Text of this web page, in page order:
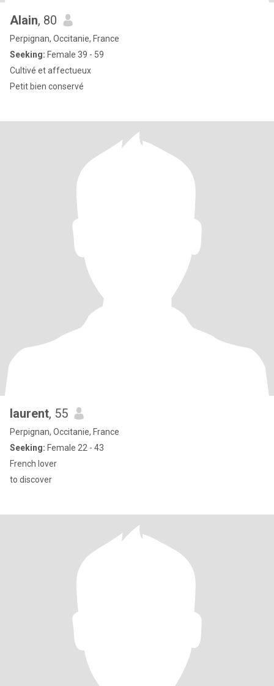
Alain, 80
Perpignan, Occitanie, France
Seeking: Female 39 - 59
Cultivé et affectueux
Petit bien conservé
laurent, 55
Perpignan, Occitanie, France
Seeking: Female 22 - 43
French lover
to discover